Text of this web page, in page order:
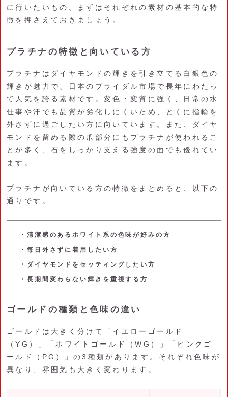
に行いたいもの。まずはそれぞれの素材の基本的な特
徴を押さえておきましょう。
プラチナの特徴と向いている方
プラチナはダイヤモンドの輝きを引き立てる白銀色の
輝きが魅力で、日本のブライダル市場で長年にわたっ
て人気を誇る素材です。変色・変質に強く、日常の水
仕事や汗でも品質が劣化しにくいため、とくに指輪を
外さずに過ごしたい方に向いています。また、ダイヤ
モンドを留める際の爪部分にもプラチナが使われるこ
とが多く、石をしっかり支える強度の面でも優れてい
ます。
プラチナが向いている方の特徴をまとめると、以下の
通りです。
・清潔感のあるホワイト系の色味が好みの方
・毎日外さずに着用したい方
・ダイヤモンドをセッティングしたい方
・長期間変わらない輝きを重視する方
ゴールドの種類と色味の違い
ゴールドは大きく分けて「イエローゴールド
（YG）」「ホワイトゴールド（WG）」「ピンクゴ
ールド（PG）」の3種類があります。それぞれ色味が
異なり、雰囲気も大きく変わります。